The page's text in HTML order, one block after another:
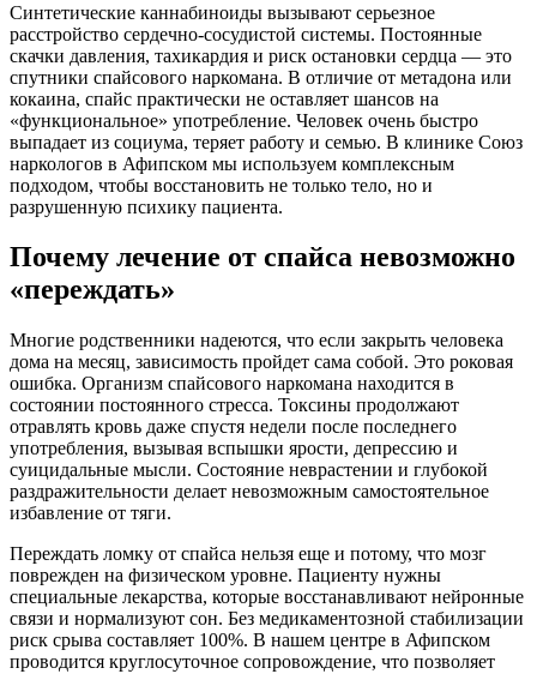
Синтетические каннабиноиды вызывают серьезное
расстройство сердечно-сосудистой системы. Постоянные
скачки давления, тахикардия и риск остановки сердца — это
спутники спайсового наркомана. В отличие от метадона или
кокаина, спайс практически не оставляет шансов на
«функциональное» употребление. Человек очень быстро
выпадает из социума, теряет работу и семью. В клинике Союз
наркологов в Афипском мы используем комплексным
подходом, чтобы восстановить не только тело, но и
разрушенную психику пациента.
Почему лечение от спайса невозможно
«переждать»
Многие родственники надеются, что если закрыть человека
дома на месяц, зависимость пройдет сама собой. Это роковая
ошибка. Организм спайсового наркомана находится в
состоянии постоянного стресса. Токсины продолжают
отравлять кровь даже спустя недели после последнего
употребления, вызывая вспышки ярости, депрессию и
суицидальные мысли. Состояние неврастении и глубокой
раздражительности делает невозможным самостоятельное
избавление от тяги.
Переждать ломку от спайса нельзя еще и потому, что мозг
поврежден на физическом уровне. Пациенту нужны
специальные лекарства, которые восстанавливают нейронные
связи и нормализуют сон. Без медикаментозной стабилизации
риск срыва составляет 100%. В нашем центре в Афипском
проводится круглосуточное сопровождение, что позволяет